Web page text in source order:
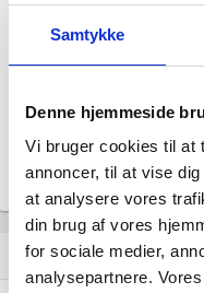
Samtykke
Denne hjemmeside
Vi bruger cookies til at
annoncer, til at vise
at analysere vores
din brug af vores
for sociale medier,
analysepartnere.
Status
Aktiv
Uoplyst
Formål
Uoplyst
Tegningsregel
Uoplyst
show_chart Udvikling i antal